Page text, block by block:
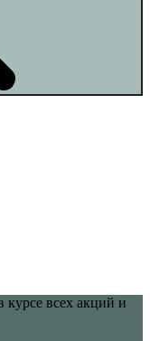
курсе всех акций и